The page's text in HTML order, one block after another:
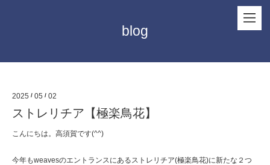
blog
2025 / 05 / 02
ストレリチア【極楽鳥花】
こんにちは。高須賀です(^^)
今年もweavesのエントランスにあるストレリチア(極楽鳥花)に新たな２つ